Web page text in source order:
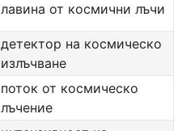
лавина от космични лъчи
детектор на космическо
излъчване
поток от космическо
лъчение